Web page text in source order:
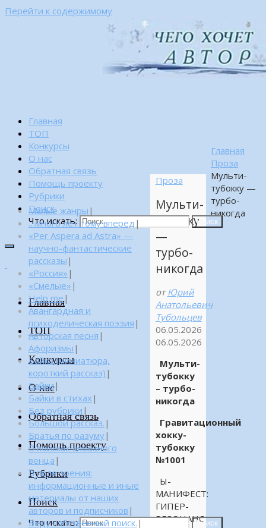
Перейти к содержимому
Главная
ТОП
Конкурсы
О нас
Обратная связь
Помощь проекту
Рубрики
Поиск
Что искать:
Поиск
Главная
ТОП
Конкурсы
О нас
Обратная связь
Помощь проекту
Рубрики
Поиск
Что искать: Поиск
Главная
Проза
Мульти-
тубокку —
турбо-
никогда
Проза
Мульти-
тубокку
—
турбо-
никогда
от Юрий
Анатольевич
Тубольцев
06.05.2026
06.05.2026
Мульти-
тубокку
– турбо-
никогда
Гравитационный
хокку-
тубокку
№1001
Ы-
МАНИФЕСТ:
ГИПЕР-
РЕЗОНАНС
Малые жанры |
…много лет тому вперед |
«Per Aspera ad Astra» —
научно-фантастические
рассказы |
«Россия» |
«Смелые» |
Help me|
Авангардная и
психоделическая поэзия |
Авторская песня |
Афоризмы |
Байка (миниатюра,
короткий рассказ) |
Байки|
Байки в стихах |
Без рубрики |
Большой рассказ. |
Братья по разуму|
В поисках алмазного
венца |
В поле зрения:
информационные и иные
материалы от наших
авторов и подписчиков |
Веду собственный поиск. |